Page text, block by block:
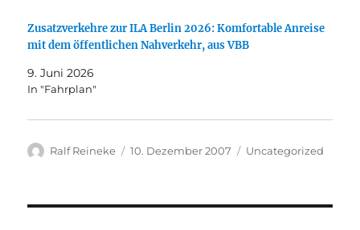
Zusatzverkehre zur ILA Berlin 2026: Komfortable Anreise
mit dem öffentlichen Nahverkehr, aus VBB
9. Juni 2026
In "Fahrplan"
Autor
Ralf Reineke
Veröffentlicht
10. Dezember 2007 Kategorien
Uncategorized